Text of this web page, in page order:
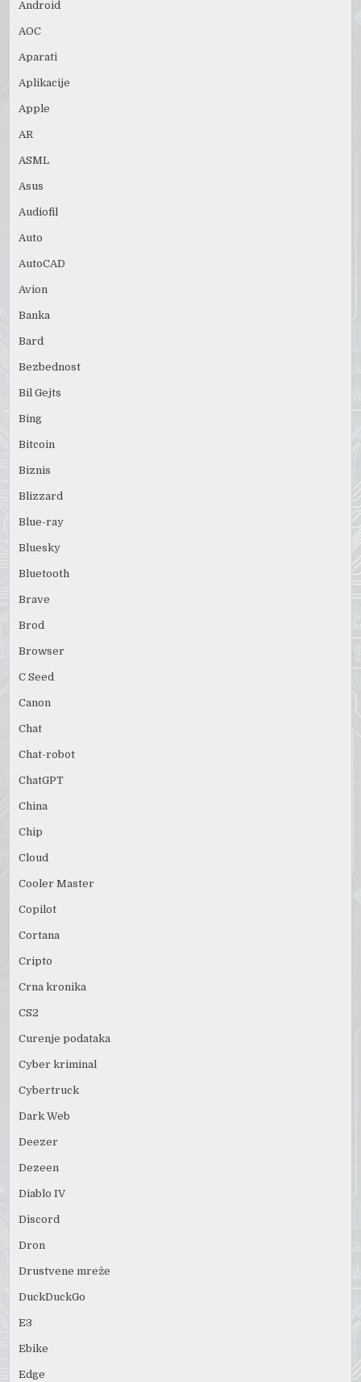
Android
AOC
Aparati
Aplikacije
Apple
AR
ASML
Asus
Audiofil
Auto
AutoCAD
Avion
Banka
Bard
Bezbednost
Bil Gejts
Bing
Bitcoin
Biznis
Blizzard
Blue-ray
Bluesky
Bluetooth
Brave
Brod
Browser
C Seed
Canon
Chat
Chat-robot
ChatGPT
China
Chip
Cloud
Cooler Master
Copilot
Cortana
Cripto
Crna kronika
CS2
Curenje podataka
Cyber kriminal
Cybertruck
Dark Web
Deezer
Dezeen
Diablo IV
Discord
Dron
Drustvene mreže
DuckDuckGo
E3
Ebike
Edge